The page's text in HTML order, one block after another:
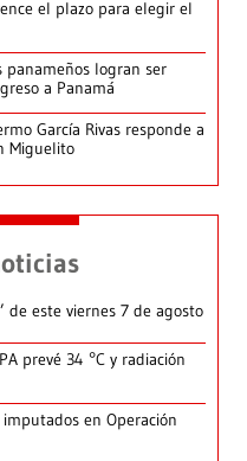
el plazo para elegir el
panameños logran ser
a Panamá
García Rivas responde a
Miguelito
de este viernes 7 de agosto
prevé 34 °C y radiación
en Operación